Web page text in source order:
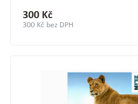
300 Kč
300 Kč bez DPH